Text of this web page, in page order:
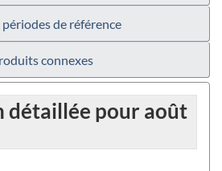
de référence
connexes
détaillée pour août